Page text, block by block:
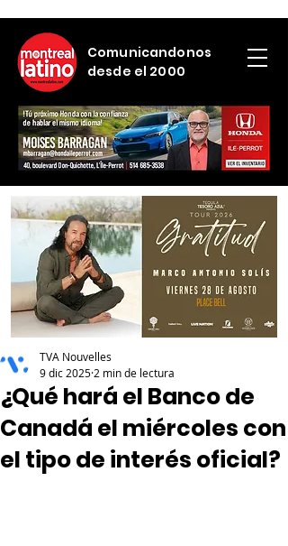
Comunicandonos
desde el 2000
¿Qué hará el Banco de
Canadá el miércoles con
el tipo de interés oficial?
TVA Nouvelles
9 dic 2025 2 min de lectura